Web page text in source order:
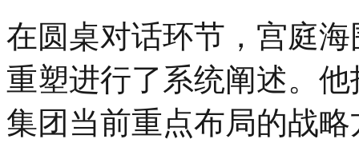
在圆桌对话环节，宫庭
重塑进行了系统阐述。
集团当前重点布局的战